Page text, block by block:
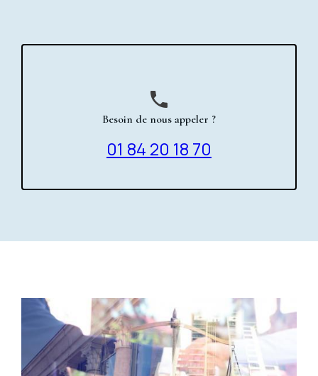
phone
Besoin de nous appeler ?
01 84 20 18 70